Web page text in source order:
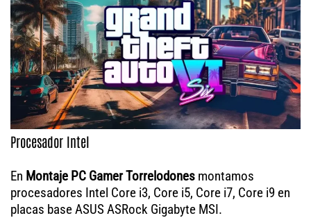
Procesador Intel
En Montaje PC Gamer Torrelodones montamos
procesadores Intel Core i3, Core i5, Core i7, Core i9 en
placas base ASUS ASRock Gigabyte MSI.